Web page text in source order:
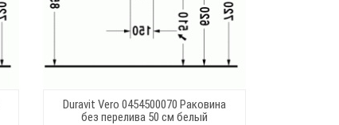
Duravit Vero 0454500070 Раковина
без перелива 50 см белый